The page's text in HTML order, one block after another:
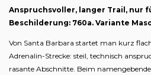
Anspruchsvoller, langer Trail, nur
Beschilderung: 760a. Variante
Von Santa Barbara startet man kurz
Adrenalin-Strecke: steil, technisch
rasante Abschnitte. Beim